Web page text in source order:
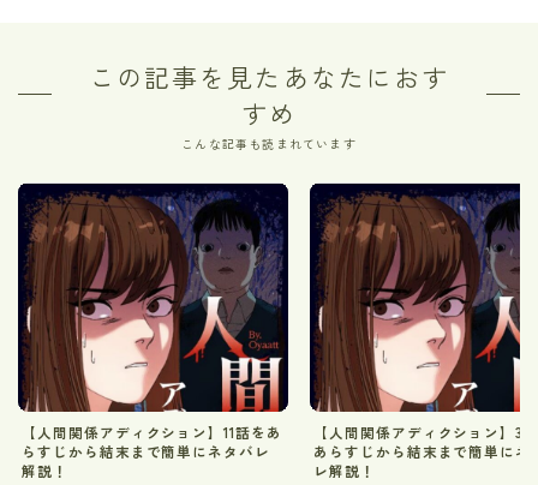
この記事を見たあなたにおす
すめ
こんな記事も読まれています
【人間関係アディクション】11話をあ
らすじから結末まで簡単にネタバレ
解説！
【人間関係アディクション】36
あらすじから結末まで簡単にネ
レ解説！